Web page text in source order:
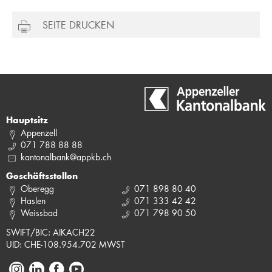
SEITE DRUCKEN
Hauptsitz
Appenzell
071 788 88 88
kantonalbank@appkb.ch
Geschäftsstellen
Oberegg
Haslen
Weissbad
071 898 80 40
071 333 42 42
071 798 90 50
SWIFT/BIC: AIKACH22
UID: CHE-108.954.702 MWST